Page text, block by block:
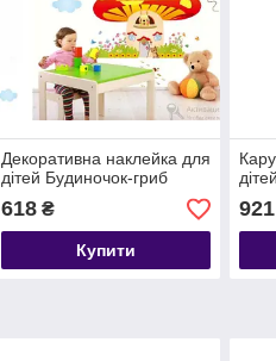
Декоративна наклейка для
дітей Будиночок-гриб
618₴
Купити
921